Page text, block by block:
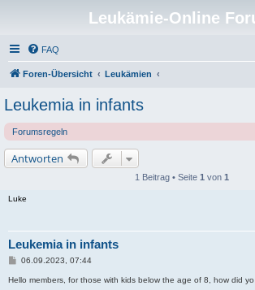
Leukämie-Online
FAQ
Foren-Übersicht Leukämien
Leukemia in infants
Forumsregeln
Antworten
1 Beitrag • Seite 1 von 1
Luke
Leukemia in infants
B
i
06.09.2023, 07:44
Hello members, for those with kids below the age of 8, how did yo